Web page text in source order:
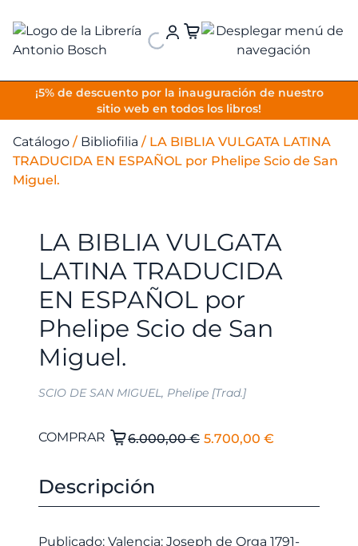
¡5% de descuento por la inauguración de nuestro
sitio web en todos los libros!
VOLVER
Catálogo / Bibliofilia / LA BIBLIA VULGATA LATINA
TRADUCIDA EN ESPAÑOL por Phelipe Scio de San
Miguel.
LA BIBLIA VULGATA
LATINA TRADUCIDA
EN ESPAÑOL por
Phelipe Scio de San
Miguel.
SCIO DE SAN MIGUEL, Phelipe [Trad.]
6.000,00€ El
era:
5.700,00 €
es:
LA
LATINA
COMPRAR
Descripción
Publicado: Valencia: Joseph de Orga 1791-